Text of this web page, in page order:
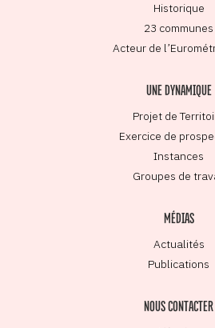
Historique
23 communes
Acteur de
UNE DYNAMIQUE
Projet de
Exercice de
Instances
Groupes de
MÉDIAS
Actualités
Publications
NOUS CONTACTER